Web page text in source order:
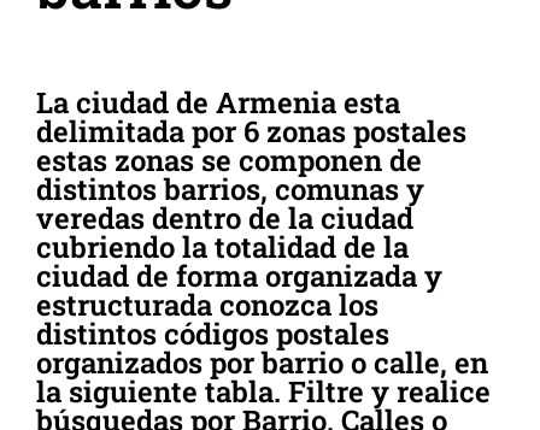
La ciudad de Armenia esta
delimitada por 6 zonas postales
estas zonas se componen de
distintos barrios, comunas y
veredas dentro de la ciudad
cubriendo la totalidad de la
ciudad de forma organizada y
estructurada conozca los
distintos códigos postales
organizados por barrio o calle, en
la siguiente tabla. Filtre y realice
búsquedas por Barrio, Calles o